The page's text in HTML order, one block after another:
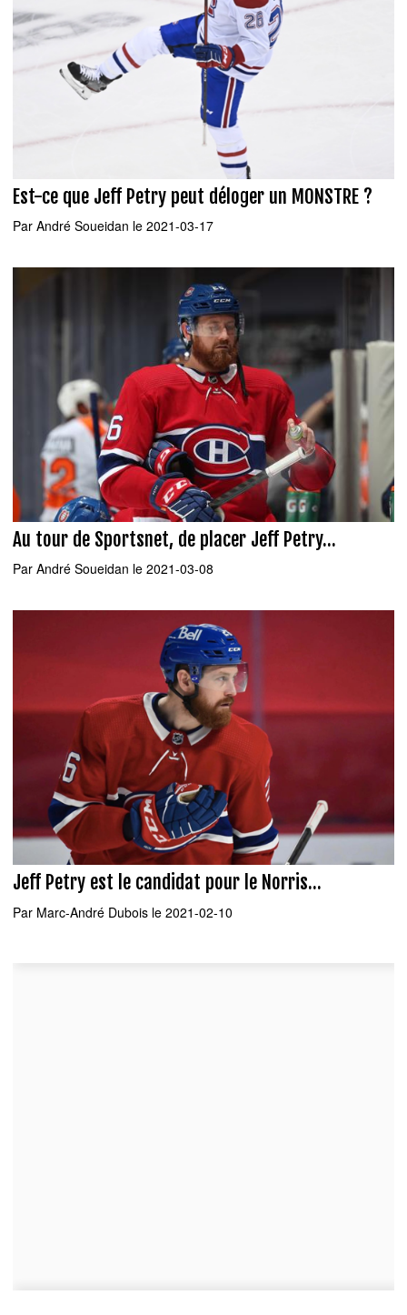
Est-ce que Jeff Petry peut déloger un MONSTRE ?
Par André Soueidan le 2021-03-17
Au tour de Sportsnet, de placer Jeff Petry...
Par André Soueidan le 2021-03-08
Jeff Petry est le candidat pour le Norris...
Par Marc-André Dubois le 2021-02-10